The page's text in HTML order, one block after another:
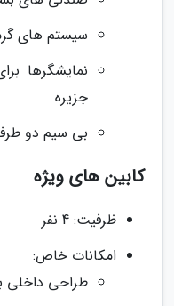
سیستم های
نمایشگرها
جزیره
بی سیم دو
کابین های ویژه
ظرفیت: 4 نفر
امکانات خاص:
طراحی داخلی